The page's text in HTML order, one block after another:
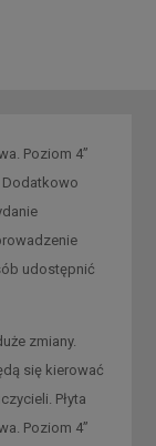
Poziom 4”
udostępnić
zmiany.
się kierować
Płyta
Poziom 4”